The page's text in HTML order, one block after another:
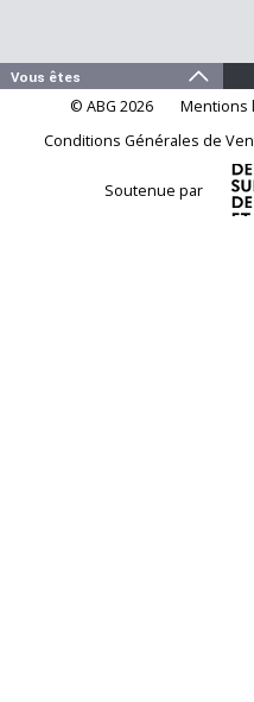
© ABG 2026 Mentions
Conditions Générales de
Soutenue par